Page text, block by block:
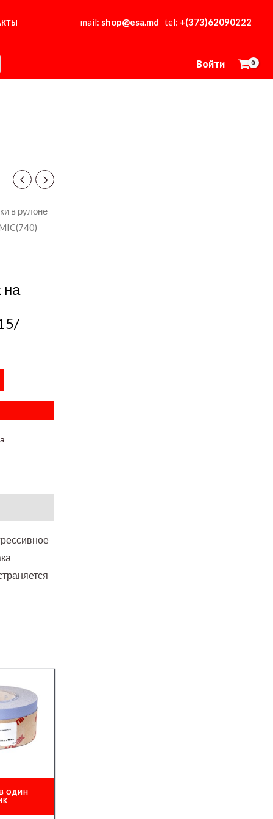
mail: shop@esa.md tel: +(373)62090222
Войти
в рулоне
на
ОДИН